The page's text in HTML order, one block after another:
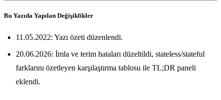
Bu Yazıda Yapılan Değişiklikler
11.05.2022: Yazı özeti düzenlendi.
20.06.2026: İmla ve terim hataları düzeltildi, stateless/stateful
farklarını özetleyen karşılaştırma tablosu ile TL;DR paneli
eklendi.